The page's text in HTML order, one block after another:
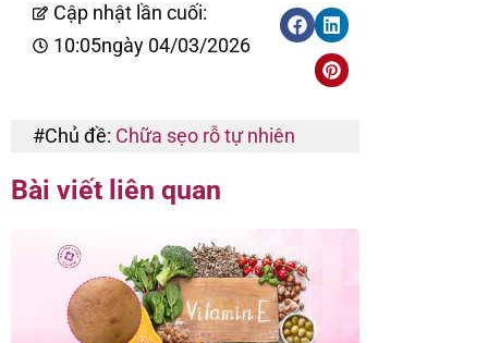
Cập nhật lần cuối:
10:05ngày 04/03/2026
#Chủ đề: Chữa sẹo rỗ tự nhiên
Bài viết liên quan